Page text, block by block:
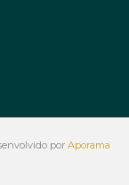
por Aporama